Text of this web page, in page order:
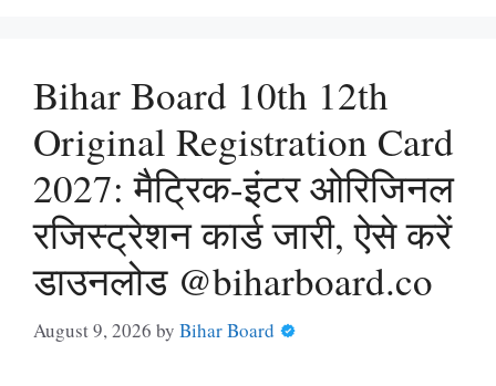
Bihar Board 10th 12th
Original Registration Card
2027: मैट्रिक-इंटर ओरिजिनल
रजिस्ट्रेशन कार्ड जारी, ऐसे करें
डाउनलोड @biharboard.co
August 9, 2026 by Bihar Board